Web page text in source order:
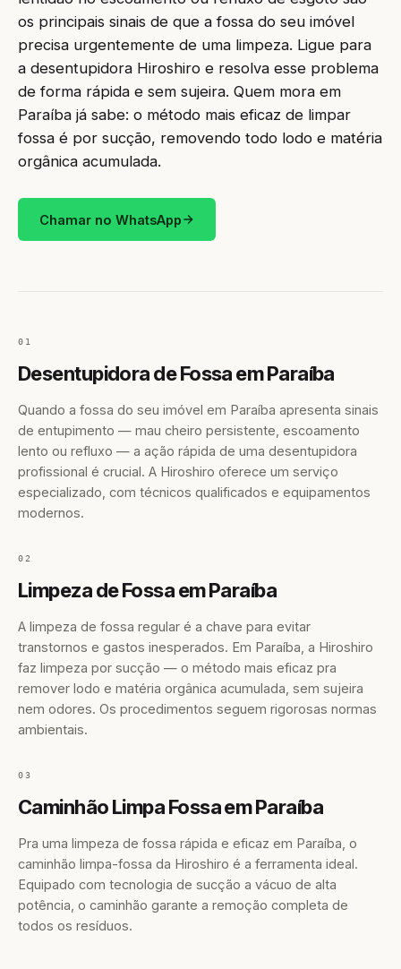
os principais sinais de que a fossa do seu imóvel
precisa urgentemente de uma limpeza. Ligue para
a desentupidora Hiroshiro e resolva esse problema
de forma rápida e sem sujeira. Quem mora em
Paraíba já sabe: o método mais eficaz de limpar
fossa é por sucção, removendo todo lodo e matéria
orgânica acumulada.
Chamar no WhatsApp
01
Desentupidora de Fossa em Paraíba
Quando a fossa do seu imóvel em Paraíba apresenta sinais
de entupimento — mau cheiro persistente, escoamento
lento ou refluxo — a ação rápida de uma desentupidora
profissional é crucial. A Hiroshiro oferece um serviço
especializado, com técnicos qualificados e equipamentos
modernos.
02
Limpeza de Fossa em Paraíba
A limpeza de fossa regular é a chave para evitar
transtornos e gastos inesperados. Em Paraíba, a Hiroshiro
faz limpeza por sucção — o método mais eficaz pra
remover lodo e matéria orgânica acumulada, sem sujeira
nem odores. Os procedimentos seguem rigorosas normas
ambientais.
03
Caminhão Limpa Fossa em Paraíba
Pra uma limpeza de fossa rápida e eficaz em Paraíba, o
caminhão limpa-fossa da Hiroshiro é a ferramenta ideal.
Equipado com tecnologia de sucção a vácuo de alta
potência, o caminhão garante a remoção completa de
todos os resíduos.